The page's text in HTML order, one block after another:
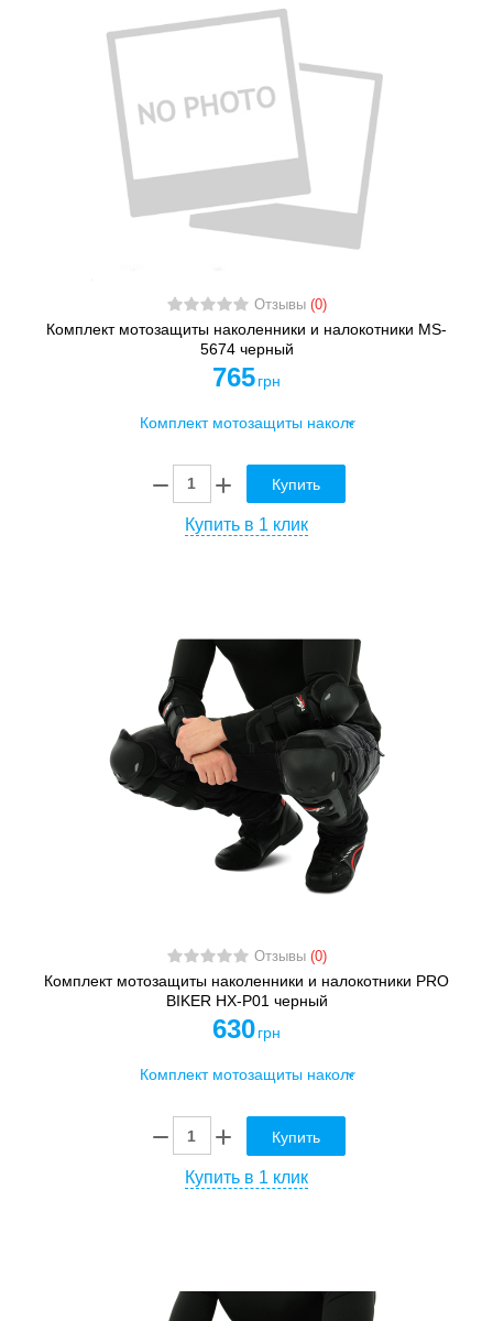
Отзывы (0)
Комплект мотозащиты наколенники и налокотники MS-
5674 черный
765 грн
Купить
Купить в 1 клик
Отзывы (0)
Комплект мотозащиты наколенники и налокотники PRO
BIKER HX-P01 черный
630 грн
Купить
Купить в 1 клик